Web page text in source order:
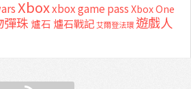
Xboxxbox game passXbox One
彈珠 爐石 爐石戰記艾爾登法環 遊戲人